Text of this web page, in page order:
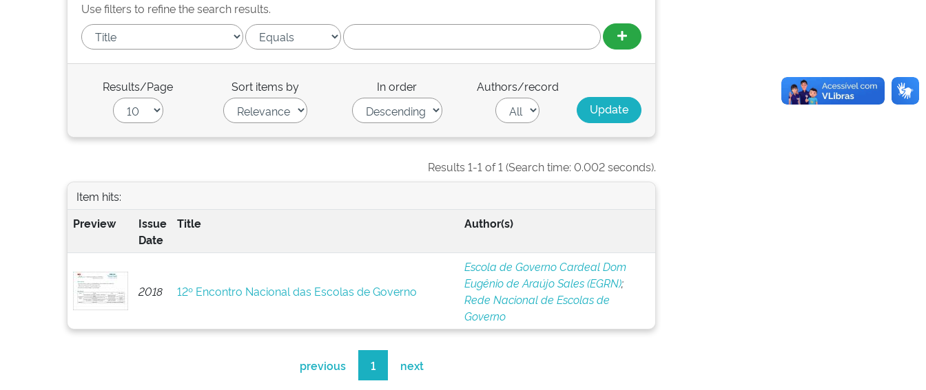
Use filters to refine the search results.
Results/Page Sort items by In order Authors/record
Results 1-1 of 1 (Search time: 0.002 seconds).
Item hits:
Preview
Issue
Date
Title Author(s)
2018 12º Encontro Nacional das Escolas de Governo
Escola de Governo Cardeal Dom
Eugênio de Araújo Sales (EGRN);
Rede Nacional de Escolas de
Governo
previous 1 next